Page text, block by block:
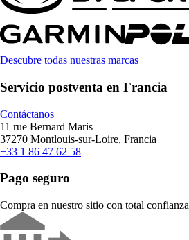
Descubre todas nuestras marcas
Servicio postventa en Francia
Contáctanos
11 rue Bernard Maris
37270 Montlouis-sur-Loire, Francia
+33 1 86 47 62 58
Pago seguro
Compra en nuestro sitio con total confianza